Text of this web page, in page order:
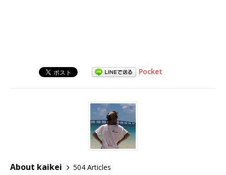
Pocket
About kaikei
504 Articles